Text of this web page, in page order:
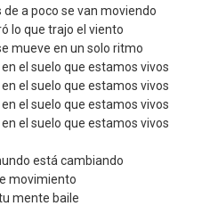
de a poco se van moviendo
lo que trajo el viento
mueve en un solo ritmo
el suelo que estamos vivos
el suelo que estamos vivos
el suelo que estamos vivos
el suelo que estamos vivos
está cambiando
movimiento
mente baile